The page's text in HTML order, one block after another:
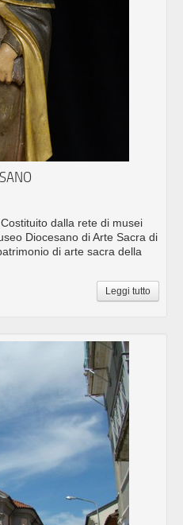
dalla rete di musei
Diocesano di Arte Sacra di
di arte sacra della
Leggi tutto